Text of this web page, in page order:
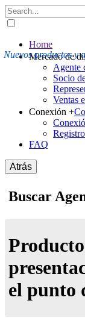
Nuevos productos y
Home
Mercado de
Agente
Socio
Ventas
Conexión +
Registro
FAQ
Atrás
Buscar
el punto